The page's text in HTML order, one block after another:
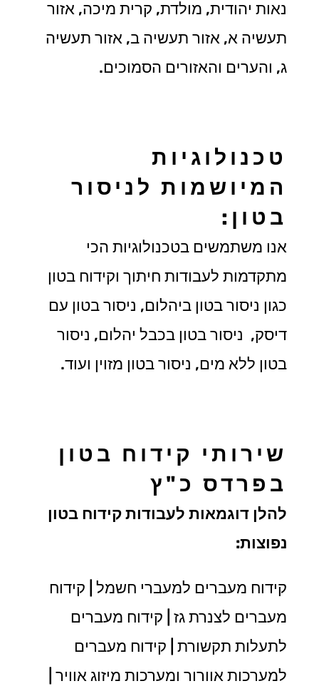
נאות יהודית, מולדת, קרית מיכה, אזור
תעשיה א, אזור תעשיה ב, אזור תעשיה
ג, והערים והאזורים הסמוכים.
טכנולוגיות
המיושמות לניסור
בטון:
אנו משתמשים בטכנולוגיות הכי
מתקדמות לעבודות חיתוך וקידוח בטון
כגון ניסור בטון ביהלום, ניסור בטון עם
דיסק, ניסור בטון בכבל יהלום, ניסור
בטון ללא מים, ניסור בטון מזוין ועוד.
שירותי קידוח בטון
בפרדס כ"ץ
להלן דוגמאות לעבודות קידוח בטון
נפוצות:
קידוח מעברים למעברי חשמל | קידוח
מעברים לצנרת גז | קידוח מעברים
לתעלות תקשורת | קידוח מעברים
למערכות אוורור ומערכות מיזוג אוויר |